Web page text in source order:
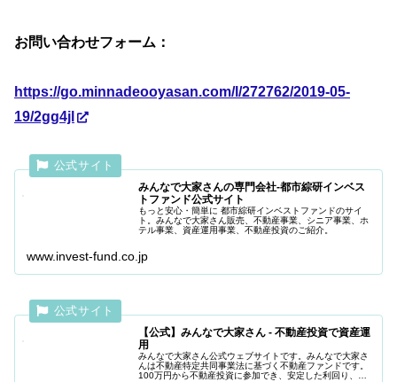
お問い合わせフォーム：
https://go.minnadeooyasan.com/l/272762/2019-05-
19/2gg4jl
みんなで大家さんの専門会社-都市綜研インベス
トファンド公式サイト
もっと安心・簡単に 都市綜研インベストファンドのサイ
ト。みんなで大家さん販売、不動産事業、シニア事業、ホ
テル事業、資産運用事業、不動産投資のご紹介。
www.invest-fund.co.jp
【公式】みんなで大家さん - 不動産投資で資産運
用
みんなで大家さん公式ウェブサイトです。みんなで大家さ
んは不動産特定共同事業法に基づく不動産ファンドです。
100万円から不動産投資に参加でき、安定した利回り、安